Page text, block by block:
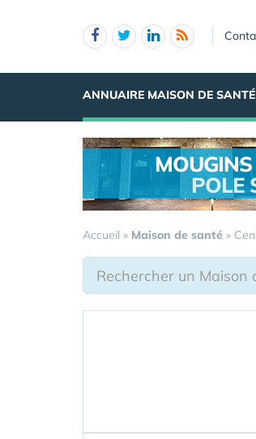
ANNUAIRE MAISON DE SANTÉ
POLE
Accueil » Maison de santé »